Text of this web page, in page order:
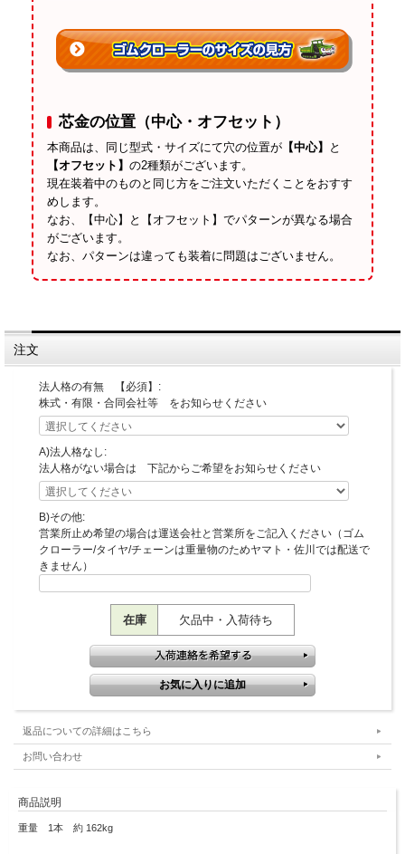
芯金の位置（中心・オフセット）
本商品は、同じ型式・サイズにて穴の位置が 【中心】
と
【オフセット】 の2種類がございます。
現在装着中のものと同じ方をご注文いただくことをおすす
めします。
なお、【中心】と【オフセット】でパターンが異なる場合
がございます。
なお、パターンは違っても装着に問題はございません。
注文
法人格の有無 【必須】:
株式・有限・合同会社等 をお知らせください
A)法人格なし:
法人格がない場合は 下記からご希望をお知らせください
B)その他:
営業所止め希望の場合は運送会社と営業所をご記入ください（ゴム
クローラー/タイヤ/チェーンは重量物のためヤマト・佐川では配送で
きません）
在庫 欠品中・入荷待ち
返品についての詳細はこちら
お問い合わせ
商品説明
重量 1本 約 162kg